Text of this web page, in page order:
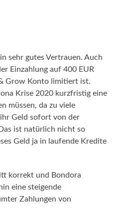
sehr gutes Vertrauen. Auch
Einzahlung auf 400 EUR
Grow Konto limitiert ist.
Krise 2020 kurzfristig eine
müssen, da zu viele
Geld sofort von der
ist natürlich nicht so
Geld ja in laufende Kredite
korrekt und Bondora
eine steigende
Zahlungen von